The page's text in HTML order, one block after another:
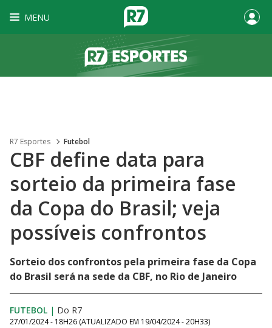
MENU
R7 Esportes Futebol
CBF define data para
sorteio da primeira fase
da Copa do Brasil; veja
possíveis confrontos
Sorteio dos confrontos pela primeira fase da Copa
do Brasil será na sede da CBF, no Rio de Janeiro
FUTEBOL | Do R7
27/01/2024 - 18H26 (ATUALIZADO EM 19/04/2024 - 20H33)